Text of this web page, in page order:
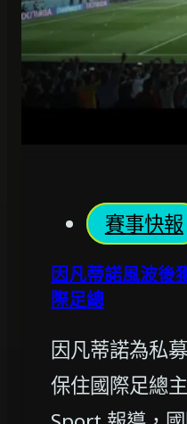
賽事快報
因凡蒂諾風波後
際足總
因凡蒂諾為私
保住國際足總